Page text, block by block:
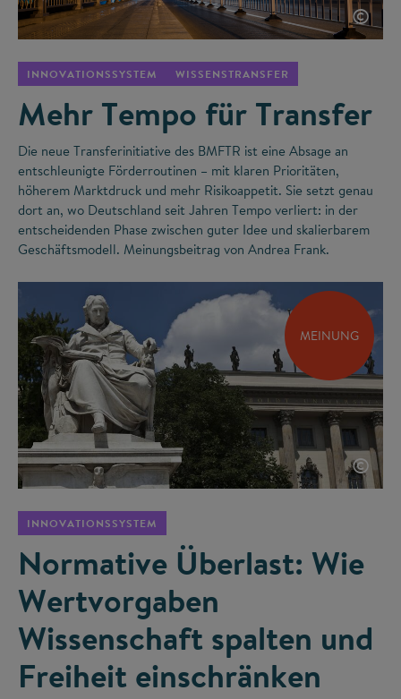
©
INNOVATIONSSYSTEM WISSENSTRANSFER
Mehr Tempo für Transfer
Die neue Transferinitiative des BMFTR ist eine Absage an
entschleunigte Förderroutinen – mit klaren Prioritäten,
höherem Marktdruck und mehr Risikoappetit. Sie setzt genau
dort an, wo Deutschland seit Jahren Tempo verliert: in der
entscheidenden Phase zwischen guter Idee und skalierbarem
Geschäftsmodell. Meinungsbeitrag von Andrea Frank.
MEINUNG
©
INNOVATIONSSYSTEM
Normative Überlast: Wie
Wertvorgaben
Wissenschaft spalten und
Freiheit einschränken